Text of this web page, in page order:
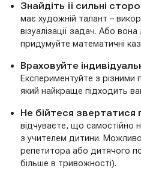
Знайдіть її сильні
має художній талант –
візуалізації задач. Або вона
придумуйте математичні
Враховуйте
Експериментуйте з
який найкраще підходить
Не бійтеся звертатися
відчуваєте, що самостійно
з учителем дитини.
репетитора або дитячого
більше в тривожності).